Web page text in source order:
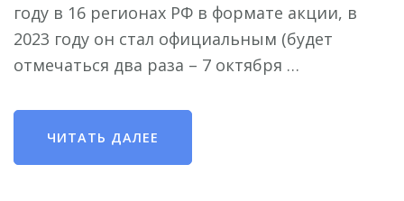
году в 16 регионах РФ в формате акции, в
2023 году он стал официальным (будет
отмечаться два раза – 7 октября …
ЧИТАТЬ ДАЛЕЕ